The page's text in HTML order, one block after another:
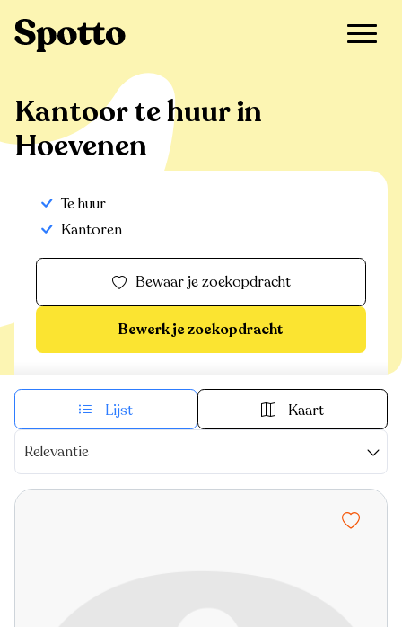
Hoevenen
Kantoor te huur in
Hoevenen
Te huur
Kantoren
Bewaar je zoekopdracht
Bewerk je zoekopdracht
Lijst Kaart
Relevantie